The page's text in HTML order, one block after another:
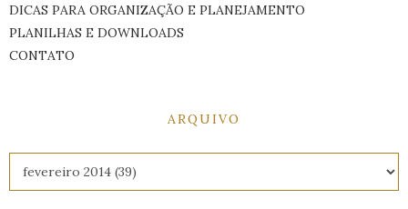
DICAS PARA ORGANIZAÇÃO E PLANEJAMENTO
PLANILHAS E DOWNLOADS
CONTATO
ARQUIVO